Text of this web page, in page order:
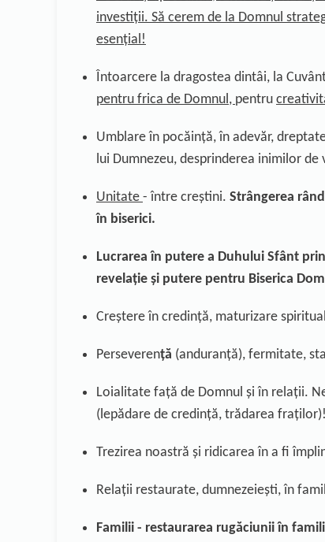
investiții. Să cerem de la Domnul
esențial!
Întoarcere la dragostea dintâi, la
pentru frica de Domnul , pentru
Umblare în pocăință,în adevăr,
lui Dumnezeu, desprinderea inimilor de
Unitate -între creștini. Strângerea
în biserici.
Lucrareaîn putere a Duhului Sfânt
revelație și putere pentru Biserica
Creștere în credință, maturizare
Perseverență (anduranță), fermitate,
Loialitate față de Domnul și în relații.
(lepădare de credință, trădarea fraților)!
Trezirea noastră și ridicareaîn a fiî
Relații restaurate, dumnezeiești,în
Familii - restaurarea rugăciunii în